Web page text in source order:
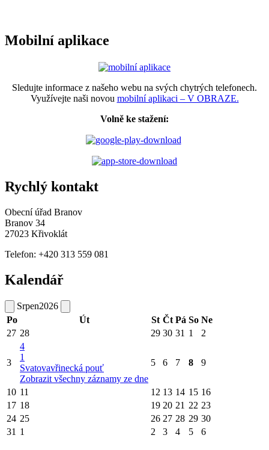
Mobilní aplikace
Sledujte informace z našeho webu na svých chytrých telefonech.
Využívejte naši novou mobilní aplikaci – V OBRAZE.
Volně ke stažení:
Rychlý kontakt
Obecní úřad Branov
Branov 34
27023 Křivoklát
Telefon: +420 313 559 081
Kalendář
Srpen2026
Po
Út St Čt Pá So Ne
27 28 29 30 31 1 2
3
4
1
Svatovavřinecká pouť
Zobrazit všechny záznamy ze dne
5 6 7 8 9
10 11 12 13 14 15 16
17 18 19 20 21 22 23
24 25 26 27 28 29 30
31 1 2 3 4 5 6